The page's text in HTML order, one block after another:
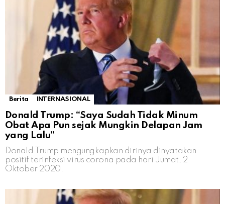
Berita INTERNASIONAL
Donald Trump: “Saya Sudah Tidak Minum
Obat Apa Pun sejak Mungkin Delapan Jam
yang Lalu”
Donald Trump mengungkapkan dirinya dinyatakan
positif terinfeksi virus corona pada hari Jumat, 2
Oktober 2020.